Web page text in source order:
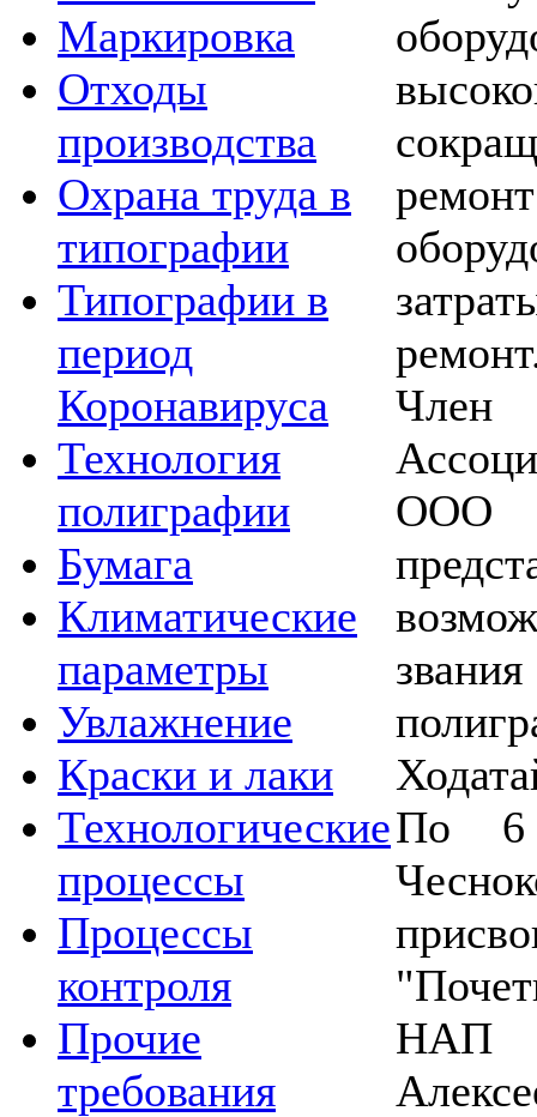
Маркировка
Отходы
производства
Охрана труда в
типографии
Типографии в
период
Коронавируса
Технология
полиграфии
Бумага
Климатические
параметры
Увлажнение
Краски и лаки
Технологические
процессы
Процессы
контроля
Прочие
требования
ООО
По 6
НАП